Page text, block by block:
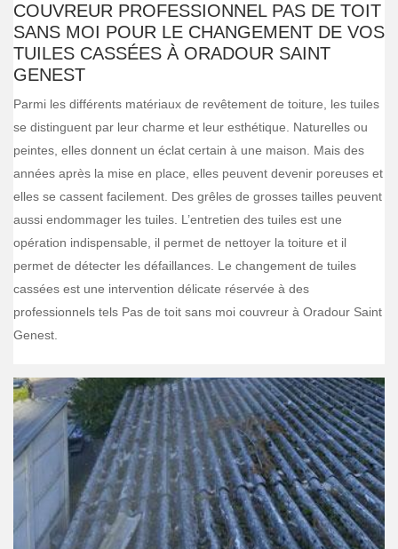
COUVREUR PROFESSIONNEL PAS DE TOIT
SANS MOI POUR LE CHANGEMENT DE VOS
TUILES CASSÉES À ORADOUR SAINT
GENEST
Parmi les différents matériaux de revêtement de toiture, les tuiles
se distinguent par leur charme et leur esthétique. Naturelles ou
peintes, elles donnent un éclat certain à une maison. Mais des
années après la mise en place, elles peuvent devenir poreuses et
elles se cassent facilement. Des grêles de grosses tailles peuvent
aussi endommager les tuiles. L’entretien des tuiles est une
opération indispensable, il permet de nettoyer la toiture et il
permet de détecter les défaillances. Le changement de tuiles
cassées est une intervention délicate réservée à des
professionnels tels Pas de toit sans moi couvreur à Oradour Saint
Genest.